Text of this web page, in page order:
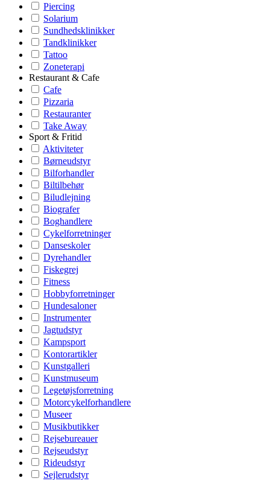
Piercing
Solarium
Sundhedsklinikker
Tandklinikker
Tattoo
Zoneterapi
Restaurant & Cafe
Cafe
Pizzaria
Restauranter
Take Away
Sport & Fritid
Aktiviteter
Børneudstyr
Bilforhandler
Biltilbehør
Biludlejning
Biografer
Boghandlere
Cykelforretninger
Danseskoler
Dyrehandler
Fiskegrej
Fitness
Hobbyforretninger
Hundesaloner
Instrumenter
Jagtudstyr
Kampsport
Kontorartikler
Kunstgalleri
Kunstmuseum
Legetøjsforretning
Motorcykelforhandlere
Museer
Musikbutikker
Rejsebureauer
Rejseudstyr
Rideudstyr
Sejlerudstyr